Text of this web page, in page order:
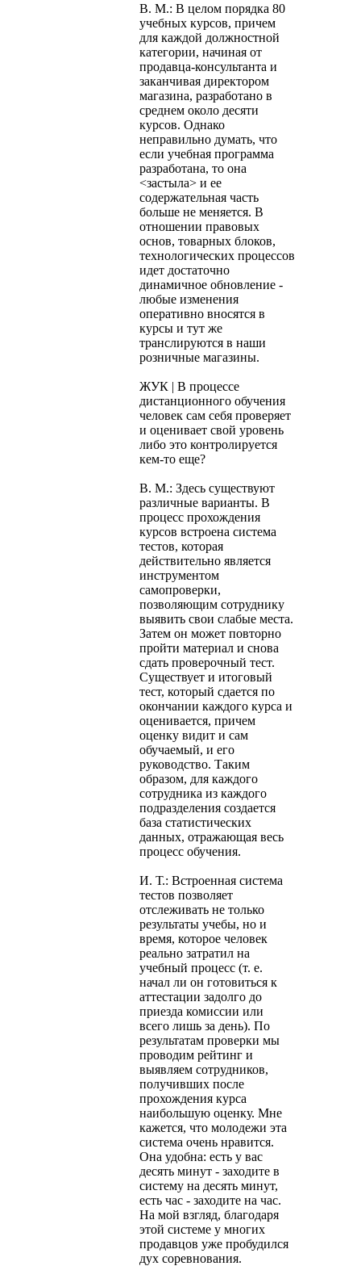
В. М.: В целом порядка 80
учебных курсов, причем
для каждой должностной
категории, начиная от
продавца-консультанта и
заканчивая директором
магазина, разработано в
среднем около десяти
курсов. Однако
неправильно думать, что
если учебная программа
разработана, то она
<застыла> и ее
содержательная часть
больше не меняется. В
отношении правовых
основ, товарных блоков,
технологических процессов
идет достаточно
динамичное обновление -
любые изменения
оперативно вносятся в
курсы и тут же
транслируются в наши
розничные магазины.
ЖУК | В процессе
дистанционного обучения
человек сам себя проверяет
и оценивает свой уровень
либо это контролируется
кем-то еще?
В. М.: Здесь существуют
различные варианты. В
процесс прохождения
курсов встроена система
тестов, которая
действительно является
инструментом
самопроверки,
позволяющим сотруднику
выявить свои слабые места.
Затем он может повторно
пройти материал и снова
сдать проверочный тест.
Существует и итоговый
тест, который сдается по
окончании каждого курса и
оценивается, причем
оценку видит и сам
обучаемый, и его
руководство. Таким
образом, для каждого
сотрудника из каждого
подразделения создается
база статистических
данных, отражающая весь
процесс обучения.
И. Т.: Встроенная система
тестов позволяет
отслеживать не только
результаты учебы, но и
время, которое человек
реально затратил на
учебный процесс (т. е.
начал ли он готовиться к
аттестации задолго до
приезда комиссии или
всего лишь за день). По
результатам проверки мы
проводим рейтинг и
выявляем сотрудников,
получивших после
прохождения курса
наибольшую оценку. Мне
кажется, что молодежи эта
система очень нравится.
Она удобна: есть у вас
десять минут - заходите в
систему на десять минут,
есть час - заходите на час.
На мой взгляд, благодаря
этой системе у многих
продавцов уже пробудился
дух соревнования.